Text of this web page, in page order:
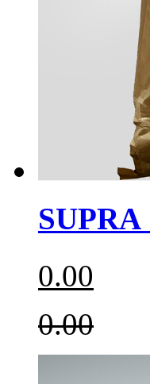
0.00
0.00